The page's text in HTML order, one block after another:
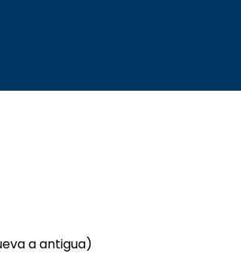
a antigua)